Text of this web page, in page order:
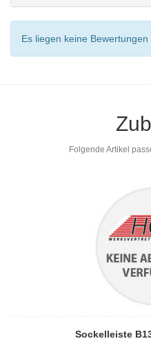
Es liegen keine Bewertungen
Folgende Artikel
Sockelleiste